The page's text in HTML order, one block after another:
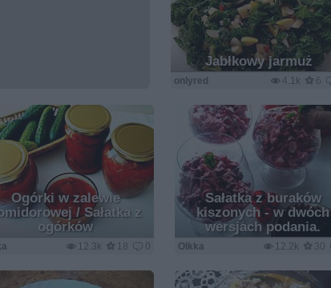
Jabłkowy jarmuż
4.1k 6
onlyred
Ogórki w zalewie
/ Sałatka z
ogórków
12.3k 18 0
Sałatka z buraków
kiszonych - w dwóch
wersjach podania.
12.2k 30
Olkka